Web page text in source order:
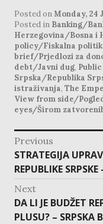
Posted on Monday, 24
Posted in Banking/
Herzegovina/Bosna i
policy/Fiskalna
brief/Prjedlozi za
debt/Javni dug,
Srpska/Republika
istraživanja, The
View from side/
eyes/Širom
post
navigation
Previous
Previous
post:
STRATEGIJA
REPUBLIKE
Next
Next
post:
DA LI JE BUDŽET
PLUSU? – SRPSKA